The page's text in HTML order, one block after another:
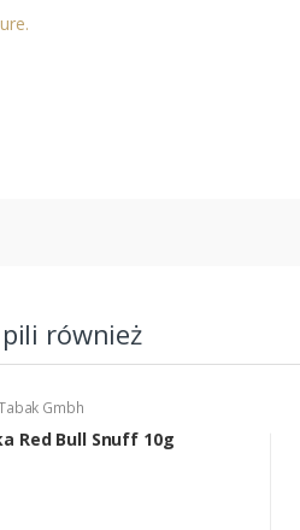
również
Gmbh
Red Bull Snuff 10g